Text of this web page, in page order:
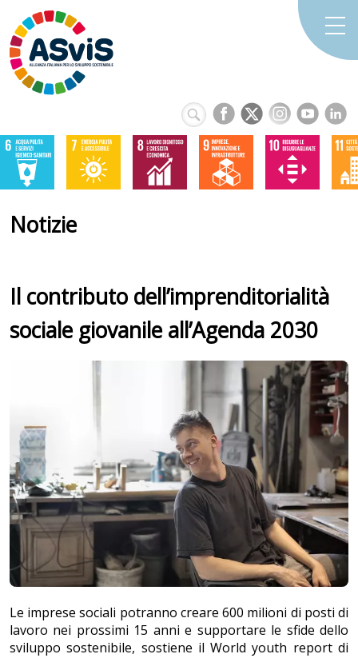
Notizie
Il contributo dell’imprenditorialità
sociale giovanile all’Agenda 2030
Le imprese sociali potranno creare 600 milioni di posti di
lavoro nei prossimi 15 anni e supportare le sfide dello
sviluppo sostenibile, sostiene il World youth report di